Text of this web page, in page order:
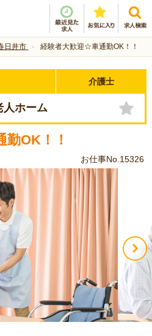
日井市 経験者大歓迎☆車通勤OK！！
介護士
人ホーム
OK！！
お仕事No.15326